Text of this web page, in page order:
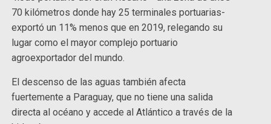
70 kilómetros donde hay 25 terminales portuarias-
exportó un 11% menos que en 2019, relegando su
lugar como el mayor complejo portuario
agroexportador del mundo.
El descenso de las aguas también afecta
fuertemente a Paraguay, que no tiene una salida
directa al océano y accede al Atlántico a través de la